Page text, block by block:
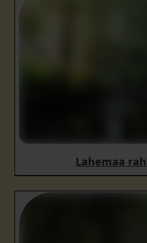
Lahemaa